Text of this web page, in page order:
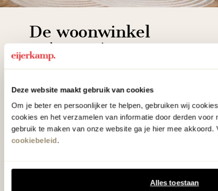
Deze website maakt gebruik van cookies
Om je beter en persoonlijker te helpen, gebruiken wij
cookies en het verzamelen van informatie door derden voor
gebruik te maken van onze website ga je hier mee akkoord.
cookiebeleid.
Alles toestaan
De woonwinkel
gezien op tv!
'Weer verliefd op je huis' niet? We
hebben met liefde de mooiste woon-,
slaap- en designcollecties
samengesteld met de mooiste
in verrassende materialen en kleuren!